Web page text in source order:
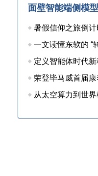
面壁智能端侧模
一文读懂东软的 “